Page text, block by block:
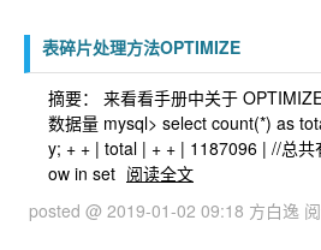
表碎片处理方法OPTIMIZE
摘要： 来看看手册中关于
数据量 mysql> select count(*) as
y; + + | total | + + | 1187096 | //总
ow in set 阅读全文
posted @ 2019-01-02 09:18 方白逸